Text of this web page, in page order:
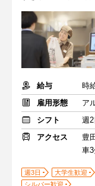
給与
雇用形態
ア
シフト
週
アクセス
豊
車
週3日 大学生歓迎
シルバー歓迎